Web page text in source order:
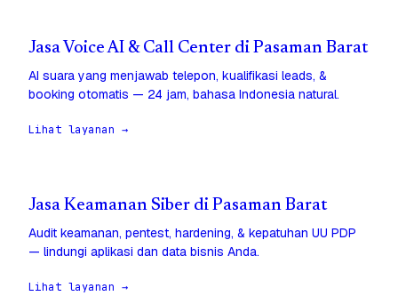
Jasa Voice AI & Call Center di Pasaman Barat
AI suara yang menjawab telepon, kualifikasi leads, &
booking otomatis — 24 jam, bahasa Indonesia natural.
Lihat layanan →
Jasa Keamanan Siber di Pasaman Barat
Audit keamanan, pentest, hardening, & kepatuhan UU PDP
— lindungi aplikasi dan data bisnis Anda.
Lihat layanan →